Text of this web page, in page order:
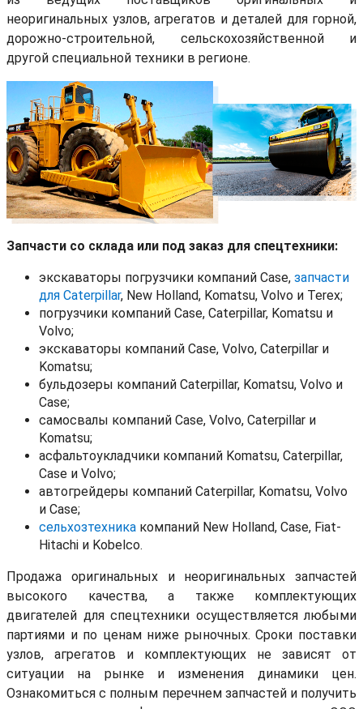
неоригинальных узлов, агрегатов и деталей для горной,
дорожно-строительной, сельскохозяйственной и
другой специальной техники в регионе.
Запчасти со склада или под заказ для спецтехники:
экскаваторы погрузчики компаний Сase, запчасти
для Caterpillar, New Holland, Komatsu, Volvo и Terex;
погрузчики компаний Case, Caterpillar, Komatsu и
Volvo;
экскаваторы компаний Case, Volvo, Caterpillar и
Komatsu;
бульдозеры компаний Caterpillar, Komatsu, Volvo и
Case;
самосвалы компаний Case, Volvo, Caterpillar и
Komatsu;
асфальтоукладчики компаний Komatsu, Caterpillar,
Case и Volvo;
автогрейдеры компаний Caterpillar, Komatsu, Volvo
и Case;
сельхозтехника компаний New Holland, Case, Fiat-
Hitachi и Kobelco.
Продажа оригинальных и неоригинальных запчастей
высокого качества, а также комплектующих
двигателей для спецтехники осуществляется любыми
партиями и по ценам ниже рыночных. Сроки поставки
узлов, агрегатов и комплектующих не зависят от
ситуации на рынке и изменения динамики цен.
Ознакомиться с полным перечнем запчастей и получить